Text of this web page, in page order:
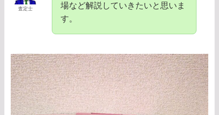
査定士
場など解説していきたいと思いま
す。